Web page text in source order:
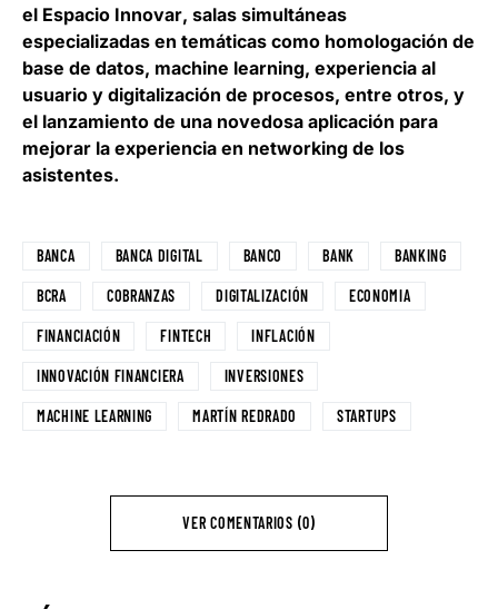
el Espacio Innovar, salas simultáneas
especializadas en temáticas como homologación de
base de datos, machine learning, experiencia al
usuario y digitalización de procesos, entre otros, y
el lanzamiento de una novedosa aplicación para
mejorar la experiencia en networking de los
asistentes.
BANCA BANCA DIGITAL BANCO BANK BANKING
BCRA COBRANZAS DIGITALIZACIÓN ECONOMIA
FINANCIACIÓN FINTECH INFLACIÓN
INNOVACIÓN FINANCIERA INVERSIONES
MACHINE LEARNING MARTÍN REDRADO STARTUPS
VER COMENTARIOS (0)